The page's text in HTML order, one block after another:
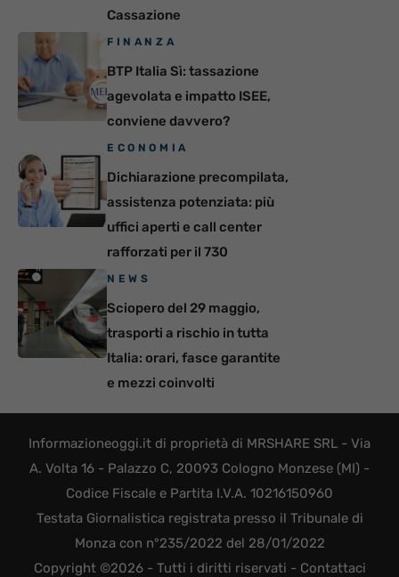
Cassazione
FINANZA
BTP Italia Sì: tassazione
agevolata e impatto ISEE,
conviene davvero?
ECONOMIA
Dichiarazione precompilata,
assistenza potenziata: più
uffici aperti e call center
rafforzati per il 730
NEWS
Sciopero del 29 maggio,
trasporti a rischio in tutta
Italia: orari, fasce garantite
e mezzi coinvolti
Informazioneoggi.it di proprietà di MRSHARE SRL - Via
A. Volta 16 - Palazzo C, 20093 Cologno Monzese (MI) -
Codice Fiscale e Partita I.V.A. 10216150960
Testata Giornalistica registrata presso il Tribunale di
Monza con n°235/2022 del 28/01/2022
Copyright ©2026 - Tutti i diritti riservati - Contattaci